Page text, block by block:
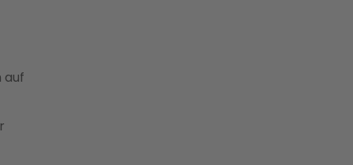
auf